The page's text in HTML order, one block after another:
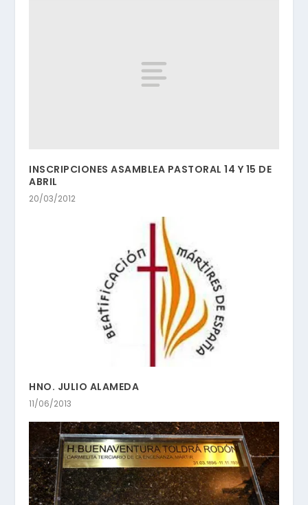
INSCRIPCIONES ASAMBLEA PASTORAL 14 Y 15 DE
ABRIL
20/03/2012
HNO. JULIO ALAMEDA
11/06/2013